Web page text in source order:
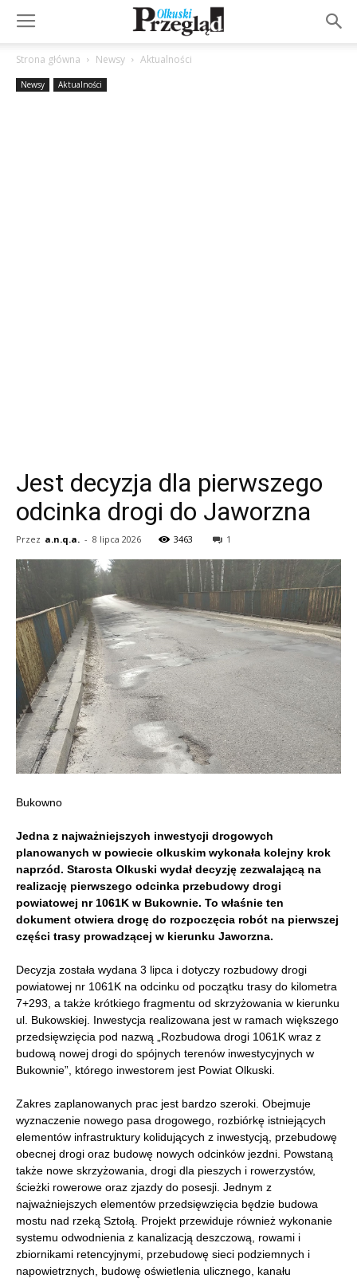
Strona główna Newsy Aktualności
Newsy Aktualności
Jest decyzja dla pierwszego
odcinka drogi do Jaworzna
Przez a.n.q.a. - 8 lipca 2026 3463 1
Bukowno
Jedna z najważniejszych inwestycji drogowych
planowanych w powiecie olkuskim wykonała kolejny krok
naprzód. Starosta Olkuski wydał decyzję zezwalającą na
realizację pierwszego odcinka przebudowy drogi
powiatowej nr 1061K w Bukownie. To właśnie ten
dokument otwiera drogę do rozpoczęcia robót na pierwszej
części trasy prowadzącej w kierunku Jaworzna.
Decyzja została wydana 3 lipca i dotyczy rozbudowy drogi
powiatowej nr 1061K na odcinku od początku trasy do kilometra
7+293, a także krótkiego fragmentu od skrzyżowania w kierunku
ul. Bukowskiej. Inwestycja realizowana jest w ramach większego
przedsięwzięcia pod nazwą „Rozbudowa drogi 1061K wraz z
budową nowej drogi do spójnych terenów inwestycyjnych w
Bukownie”, którego inwestorem jest Powiat Olkuski.
Zakres zaplanowanych prac jest bardzo szeroki. Obejmuje
wyznaczenie nowego pasa drogowego, rozbiórkę istniejących
elementów infrastruktury kolidujących z inwestycją, przebudowę
obecnej drogi oraz budowę nowych odcinków jezdni. Powstaną
także nowe skrzyżowania, drogi dla pieszych i rowerzystów,
ścieżki rowerowe oraz zjazdy do posesji. Jednym z
najważniejszych elementów przedsięwzięcia będzie budowa
mostu nad rzeką Sztołą. Projekt przewiduje również wykonanie
systemu odwodnienia z kanalizacją deszczową, rowami i
zbiornikami retencyjnymi, przebudowę sieci podziemnych i
napowietrznych, budowę oświetlenia ulicznego, kanału